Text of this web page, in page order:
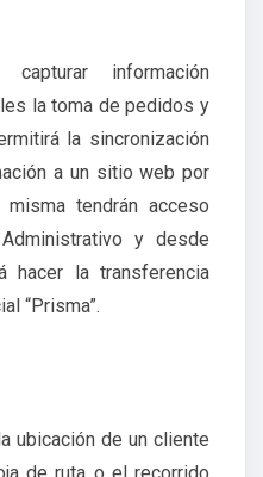
información
la toma de pedidos y
la sincronización
a un sitio web por
tendrán acceso
y desde
la transferencia
“Prisma”.
ubicación de un cliente